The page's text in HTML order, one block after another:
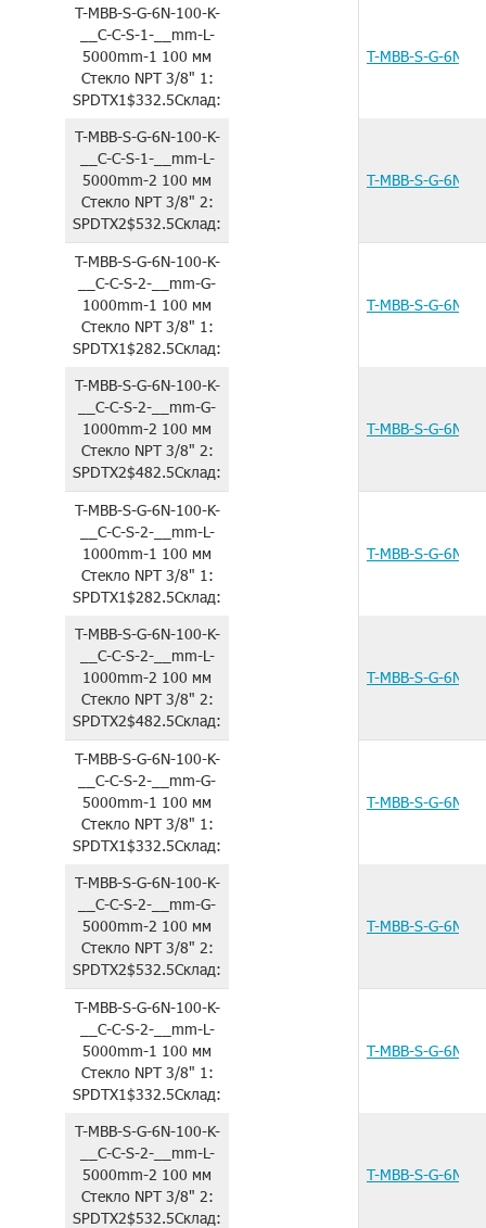
T-MBB-S-G-6N-100-K-
__C-C-S-1-__mm-L-
5000mm-1 100 мм
СтеклоNPT 3/8" 1:
SPDTX1$332.5Склад:
T-MBB-S-G-6N-
T-MBB-S-G-6N-100-K-
__C-C-S-1-__mm-L-
5000mm-2 100 мм
СтеклоNPT 3/8" 2:
SPDTX2$532.5Склад:
T-MBB-S-G-6N-
T-MBB-S-G-6N-100-K-
__C-C-S-2-__mm-G-
1000mm-1 100 мм
СтеклоNPT 3/8" 1:
SPDTX1$282.5Склад:
T-MBB-S-G-6N-
T-MBB-S-G-6N-100-K-
__C-C-S-2-__mm-G-
1000mm-2 100 мм
СтеклоNPT 3/8" 2:
SPDTX2$482.5Склад:
T-MBB-S-G-6N-
T-MBB-S-G-6N-100-K-
__C-C-S-2-__mm-L-
1000mm-1 100 мм
СтеклоNPT 3/8" 1:
SPDTX1$282.5Склад:
T-MBB-S-G-6N-
T-MBB-S-G-6N-100-K-
__C-C-S-2-__mm-L-
1000mm-2 100 мм
СтеклоNPT 3/8" 2:
SPDTX2$482.5Склад:
T-MBB-S-G-6N-
T-MBB-S-G-6N-100-K-
__C-C-S-2-__mm-G-
5000mm-1 100 мм
СтеклоNPT 3/8" 1:
SPDTX1$332.5Склад:
T-MBB-S-G-6N-
T-MBB-S-G-6N-100-K-
__C-C-S-2-__mm-G-
5000mm-2 100 мм
СтеклоNPT 3/8" 2:
SPDTX2$532.5Склад:
T-MBB-S-G-6N-
T-MBB-S-G-6N-100-K-
__C-C-S-2-__mm-L-
5000mm-1 100 мм
СтеклоNPT 3/8" 1:
SPDTX1$332.5Склад:
T-MBB-S-G-6N-
T-MBB-S-G-6N-100-K-
__C-C-S-2-__mm-L-
5000mm-2 100 мм
СтеклоNPT 3/8" 2:
SPDTX2$532.5Склад:
T-MBB-S-G-6N-